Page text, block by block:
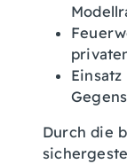
Durch die